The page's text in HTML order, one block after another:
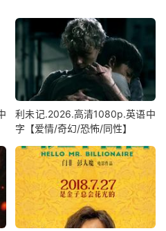
利未记.2026.高清1080p.英语中
字【爱情/奇幻/恐怖/同性】